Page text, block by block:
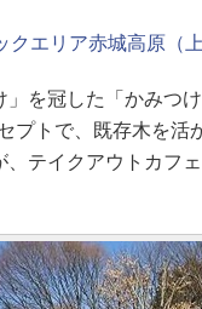
クエリア赤城高原（
を冠した「かみつ
プトで、既存木を活
テイクアウトカフ